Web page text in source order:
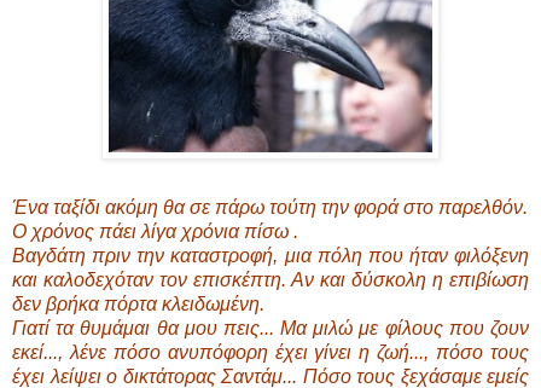
Ένα ταξίδι ακόμη θα σε πάρω τούτη την φορά στο παρελθόν.
Ο χρόνος πάει λίγα χρόνια πίσω .
Βαγδάτη πριν την καταστροφή, μια πόλη που ήταν φιλόξενη
και καλοδεχόταν τον επισκέπτη. Αν και δύσκολη η επιβίωση
δεν βρήκα πόρτα κλειδωμένη.
Γιατί τα θυμάμαι θα μου πεις... Μα μιλώ με φίλους που ζουν
εκεί..., λένε πόσο ανυπόφορη έχει γίνει η ζωή..., πόσο τους
έχει λείψει ο δικτάτορας Σαντάμ... Πόσο τους ξεχάσαμε εμείς